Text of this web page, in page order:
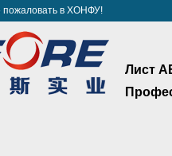
пожаловать в ХОНФУ!
Лист